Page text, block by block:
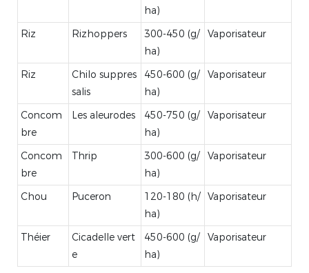
ha)
Riz Rizhoppers
300-450 (g/
ha)
Vaporisateur
Riz
Chilo suppres
salis
450-600 (g/
ha)
Vaporisateur
Concom
bre
Les aleurodes
450-750 (g/
ha)
Vaporisateur
Concom
bre
Thrip
300-600 (g/
ha)
Vaporisateur
Chou Puceron
120-180 (h/
ha)
Vaporisateur
Théier
Cicadelle vert
e
450-600 (g/
ha)
Vaporisateur